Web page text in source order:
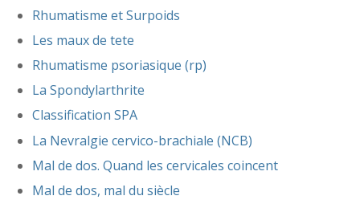
Rhumatisme et Surpoids
Les maux de tete
Rhumatisme psoriasique (rp)
La Spondylarthrite
Classification SPA
La Nevralgie cervico-brachiale (NCB)
Mal de dos. Quand les cervicales coincent
Mal de dos, mal du siècle